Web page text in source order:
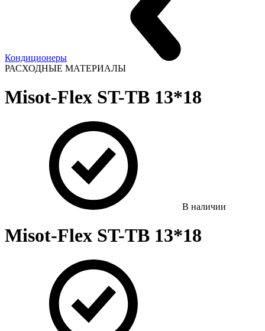
Кондиционеры
РАСХОДНЫЕ МАТЕРИАЛЫ
Misot-Flex ST-TB 13*18
В наличии
Misot-Flex ST-TB 13*18